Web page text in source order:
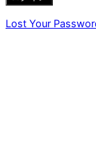
Lost Your